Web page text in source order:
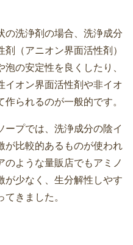
の洗浄剤の場合、洗浄成分
（アニオン界面活性剤）
の安定性を良くしたり、
イオン界面活性剤や非イオ
られるのが一般的です。
ープでは、洗浄成分の陰イ
が比較的あるものが使われ
のような量販店でもアミノ
が少なく、生分解性しやす
きました。